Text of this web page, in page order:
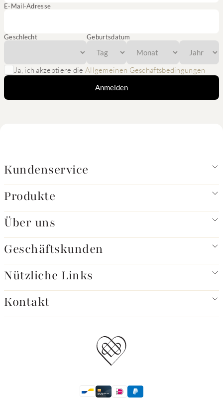
E-Mail-Adresse
Geschlecht Geburtsdatum
Ja, ich akzeptiere die Allgemeinen Geschäftsbedingungen
Anmelden
Kundenservice
Produkte
Über uns
Geschäftskunden
Nützliche Links
Kontakt